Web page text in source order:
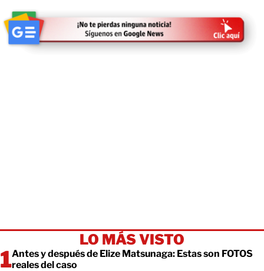
LO MÁS VISTO
Antes y después de Elize Matsunaga: Estas son FOTOS
reales del caso